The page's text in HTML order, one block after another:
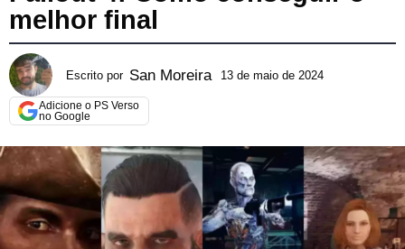
melhor final
Escrito por San Moreira 13 de maio de 2024
j
u
n
h
Adicione o PS Verso
no Google